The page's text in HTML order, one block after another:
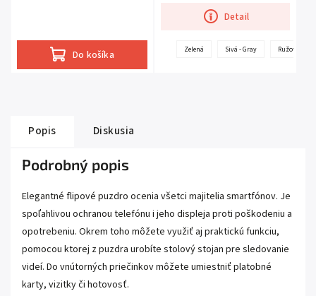
Do košíka
Detail
Zelená Sivá - Gray Ružová -
Popis Diskusia
Podrobný popis
Elegantné flipové puzdro ocenia všetci majitelia smartfónov. Je
spoľahlivou ochranou telefónu i jeho displeja proti poškodeniu a
opotrebeniu. Okrem toho môžete využiť aj praktickú funkciu,
pomocou ktorej z puzdra urobíte stolový stojan pre sledovanie
videí. Do vnútorných priečinkov môžete umiestniť platobné
karty, vizitky či hotovosť.